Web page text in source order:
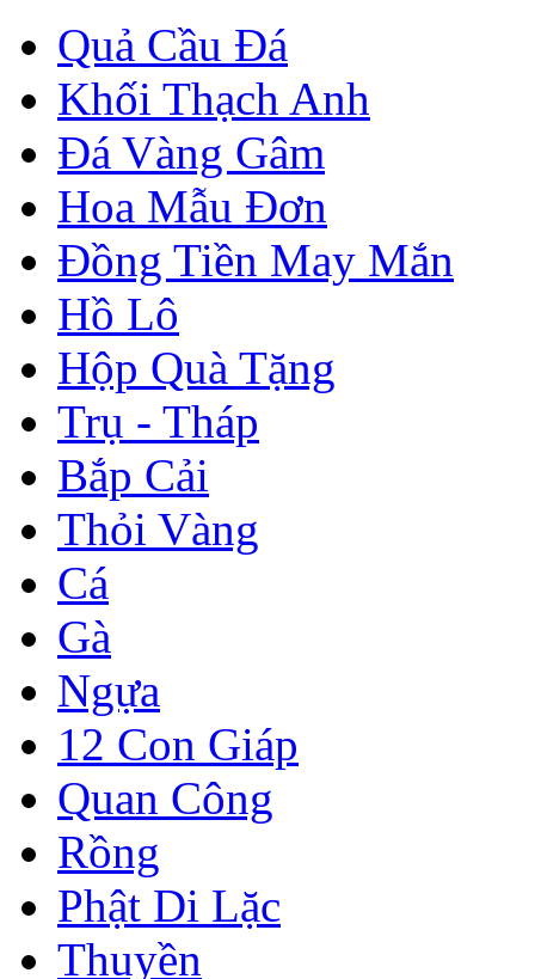
Quả Cầu Đá
Khối Thạch Anh
Đá Vàng Gâm
Hoa Mẫu Đơn
Đồng Tiền May Mắn
Hồ Lô
Hộp Quà Tặng
Trụ - Tháp
Bắp Cải
Thỏi Vàng
Cá
Gà
Ngựa
12 Con Giáp
Quan Công
Rồng
Phật Di Lặc
Thuyền